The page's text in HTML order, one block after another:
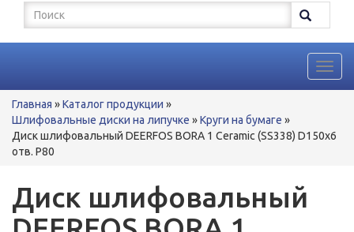
Форма
поиска
Поиск
Вы
здесь
Главная »Каталог продукции »
Шлифовальные диски на липучке »Круги на бумаге »
Диск шлифовальный DEERFOS BORA 1 Ceramic (SS338) D150x6
отв. P80
Диск шлифовальный